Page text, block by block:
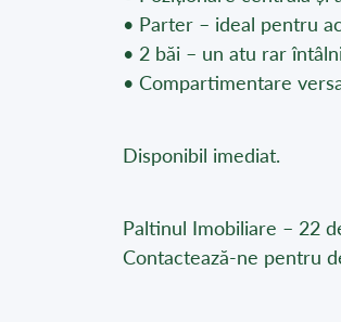
• Parter – ideal pentru
• 2 băi – un atu rar
• Compartimentare
Disponibil imediat.
Paltinul Imobiliare – 22
Contactează-ne pentru